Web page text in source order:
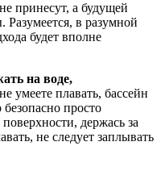
принесут, а будущей
в разумной
будет вполне
на воде,
умеете плавать, бассейн
просто
держась за
не следует заплывать